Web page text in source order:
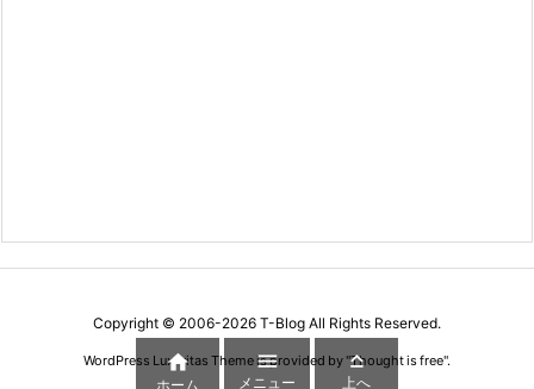
Copyright © 2006-2026 T-Blog All Rights Reserved.
WordPress Luxeritas Theme is provided by "Thought is free".

ホーム

メニュー

上へ